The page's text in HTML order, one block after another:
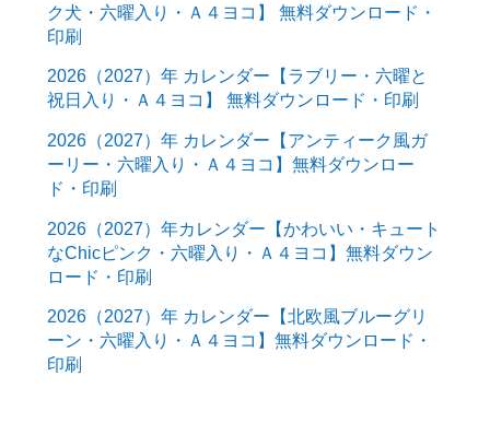
ク犬・六曜入り・Ａ４ヨコ】 無料ダウンロード・
印刷
2026（2027）年 カレンダー【ラブリー・六曜と
祝日入り・Ａ４ヨコ】 無料ダウンロード・印刷
2026（2027）年 カレンダー【アンティーク風ガ
ーリー・六曜入り・Ａ４ヨコ】無料ダウンロー
ド・印刷
2026（2027）年カレンダー【かわいい・キュート
なChicピンク・六曜入り・Ａ４ヨコ】無料ダウン
ロード・印刷
2026（2027）年 カレンダー【北欧風ブルーグリ
ーン・六曜入り・Ａ４ヨコ】無料ダウンロード・
印刷